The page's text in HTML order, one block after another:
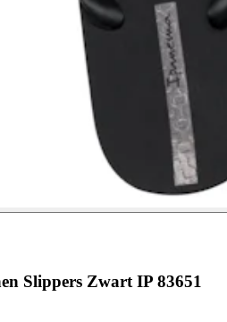
Slippers Zwart IP 83651